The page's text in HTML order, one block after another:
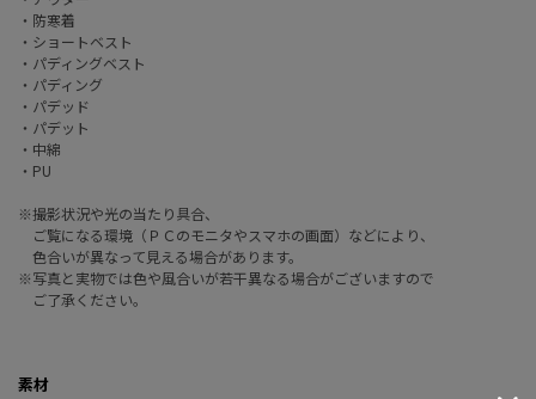
・防寒着
・ショートベスト
・パディングベスト
・パディング
・パデッド
・パデット
・中綿
・PU
※撮影状況や光の当たり具合、
ご覧になる環境（ＰＣのモニタやスマホの画面）などにより、
色合いが異なって見える場合があります。
※写真と実物では色や風合いが若干異なる場合がございますので
ご了承ください。
素材